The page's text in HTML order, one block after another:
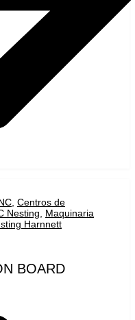
Centros de
Nesting
Maquinaria
Harnnett
BOARD